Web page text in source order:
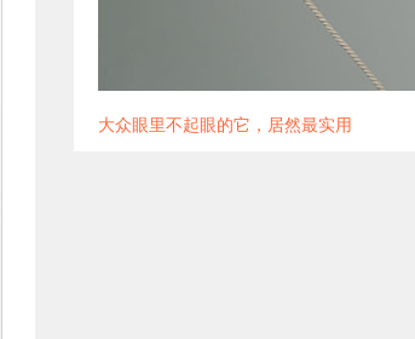
大众眼里不起眼的它，居然最实用